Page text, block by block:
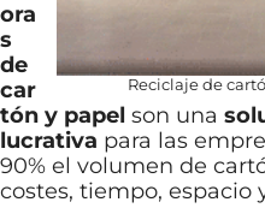
Reciclaje de
ora
s
de
car
tón y papel son una
lucrativa para las
90% el volumen de
costes, tiempo, espacio